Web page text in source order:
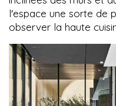
l'espace une sorte de
observer la haute